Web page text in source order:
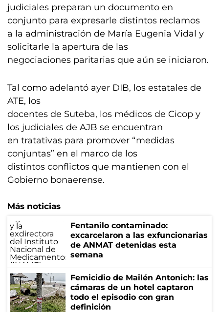
judiciales preparan un documento en
conjunto para expresarle distintos reclamos
a la administración de María Eugenia Vidal y
solicitarle la apertura de las
negociaciones paritarias que aún se iniciaron.
Tal como adelantó ayer DIB, los estatales de
ATE, los
docentes de Suteba, los médicos de Cicop y
los judiciales de AJB se encuentran
en tratativas para promover “medidas
conjuntas” en el marco de los
distintos conflictos que mantienen con el
Gobierno bonaerense.
Más noticias
Fentanilo contaminado:
excarcelaron a las exfuncionarias
de ANMAT detenidas esta
semana
Femicidio de Mailén Antonich: las
cámaras de un hotel captaron
todo el episodio con gran
definición